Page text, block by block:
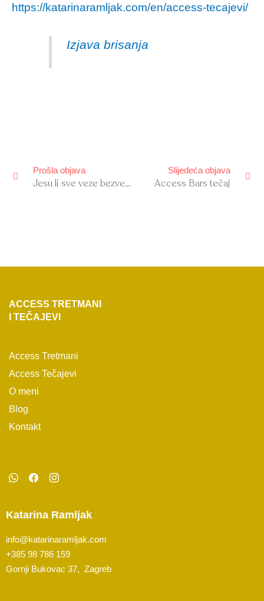
https://katarinaramljak.com/en/access-tecajevi/
Izjava brisanja
Prošla objava
Jesu li sve veze bezveze?
Slijedeća objava
Access Bars tečaj
ACCESS TRETMANI
I TEČAJEVI
Access Tretmani
Access Tečajevi
O meni
Blog
Kontakt
Katarina Ramljak
info@katarinaramljak.com
+385 98 786 159
Gornji Bukovac 37, Zagreb